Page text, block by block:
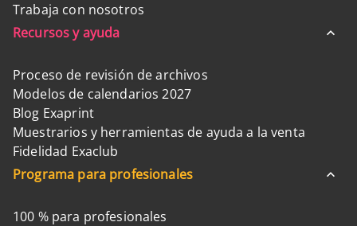
Trabaja con nosotros
Recursos y ayuda
Proceso de revisión de archivos
Modelos de calendarios 2027
Blog Exaprint
Muestrarios y herramientas de ayuda a la venta
Fidelidad Exaclub
Programa para profesionales
100 % para profesionales